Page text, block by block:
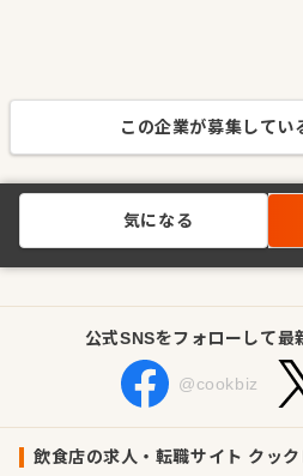
この企業が募集してい
気になる
公式SNSをフォローして最
@cookbiz
飲食店の求人・転職サイト クッ